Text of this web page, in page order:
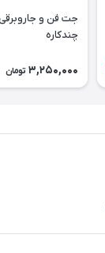
چندکاره
3,250,000 تومان